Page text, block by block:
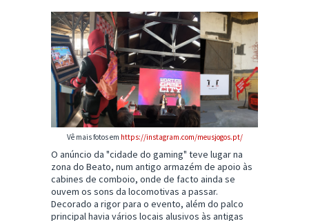
Vê mais fotos em https://instagram.com/meusjogos.pt/
O anúncio da "cidade do gaming" teve lugar na
zona do Beato, num antigo armazém de apoio às
cabines de comboio, onde de facto ainda se
ouvem os sons da locomotivas a passar.
Decorado a rigor para o evento, além do palco
principal havia vários locais alusivos às antigas